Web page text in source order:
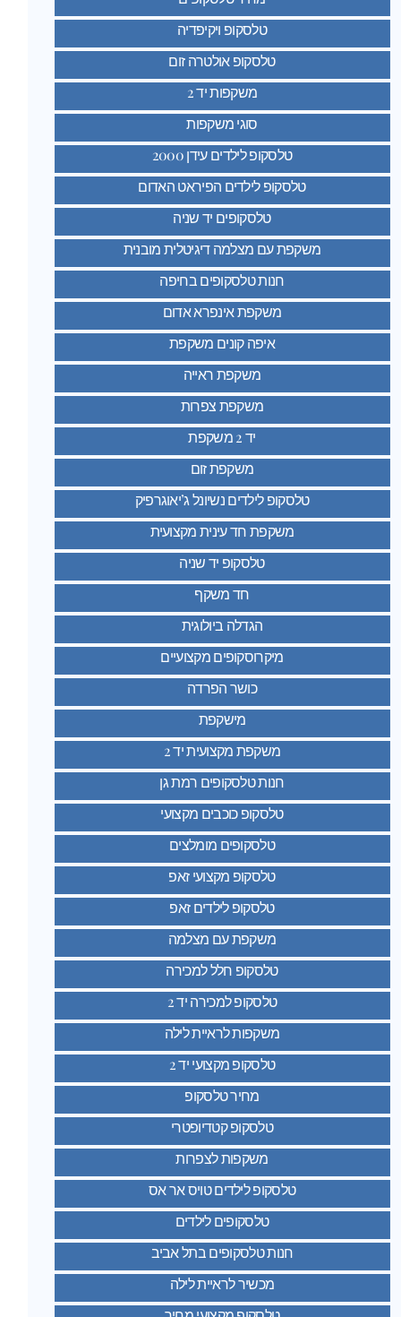
טלסקופ ויקיפדיה
טלסקופ אולטרה זום
משקפות יד 2
סוגי משקפות
טלסקופ לילדים עידן 2000
טלסקופ לילדים הפיראט האדום
טלסקופים יד שניה
משקפת עם מצלמה דיגיטלית מובנית
חנות טלסקופים בחיפה
משקפת אינפרא אדום
איפה קונים משקפת
משקפת ראייה
משקפת צפרות
יד 2 משקפת
משקפת זום
טלסקופ לילדים נשיונל ג’יאוגרפיק
משקפת חד עינית מקצועית
טלסקופ יד שניה
חד משקף
הגדלה ביולוגית
מיקרוסקופים מקצועיים
כושר הפרדה
מישקפת
משקפת מקצועית יד 2
חנות טלסקופים רמת גן
טלסקופ כוכבים מקצועי
טלסקופים מומלצים
טלסקופ מקצועי זאפ
טלסקופ לילדים זאפ
משקפת עם מצלמה
טלסקופ חלל למכירה
טלסקופ למכירה יד 2
משקפות לראיית לילה
טלסקופ מקצועי יד 2
מחיר טלסקופ
טלסקופ קטדיופטרי
משקפות לצפרות
טלסקופ לילדים טויס אר אס
טלסקופים לילדים
חנות טלסקופים בתל אביב
מכשיר לראיית לילה